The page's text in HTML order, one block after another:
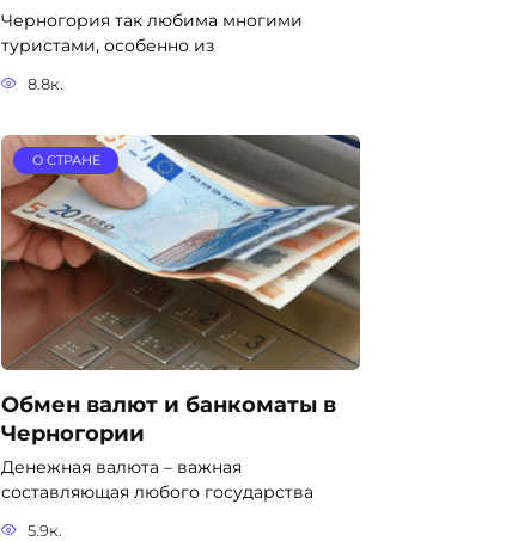
Черногория так любима многими
туристами, особенно из
8.8к.
О СТРАНЕ
Обмен валют и банкоматы в
Черногории
Денежная валюта – важная
составляющая любого государства
5.9к.